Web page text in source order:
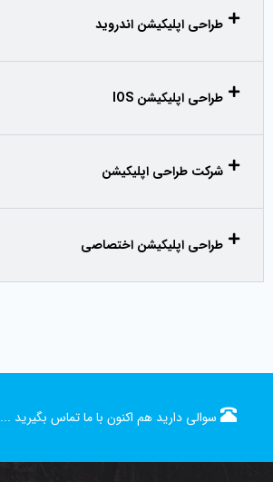
طراحی اپلیکیشن اندروید
طراحی اپلیکیشن IOS
شرکت طراحی اپلیکیشن
طراحی اپلیکیشن اختصاصی
سوالی دارید هم اکنون با ما تماس بگیرید ...